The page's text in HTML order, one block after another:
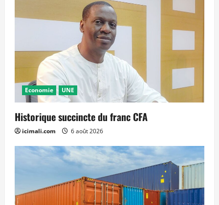
Economie UNE
Historique succincte du franc CFA
icimali.com 6 août 2026